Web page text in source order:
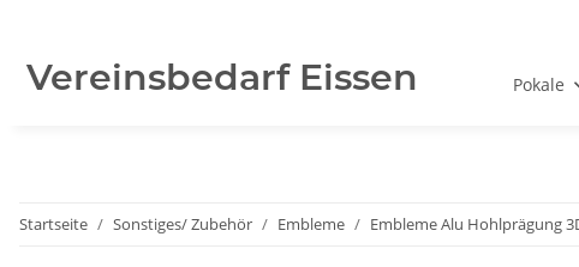
Vereinsbedarf Eissen Pokale
Startseite Sonstiges/ Zubehör Embleme Embleme Alu Hohlprägung